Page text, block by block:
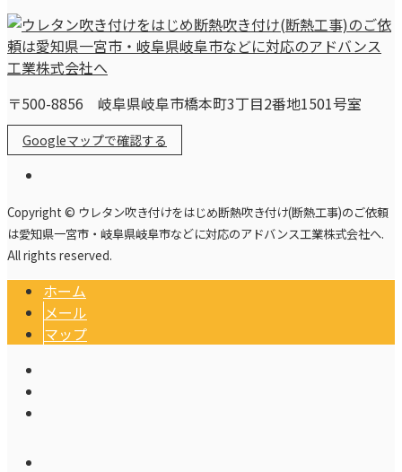
〒500-8856 岐阜県岐阜市橋本町3丁目2番地1501号室
Googleマップで確認する
Copyright © ウレタン吹き付けをはじめ断熱吹き付け(断熱工事)のご依頼
は愛知県一宮市・岐阜県岐阜市などに対応のアドバンス工業株式会社へ.
All rights reserved.
ホーム
メール
マップ